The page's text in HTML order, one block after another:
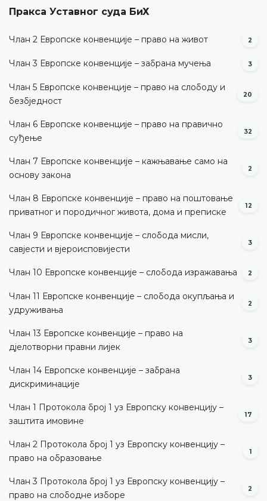
Пракса Уставног суда БиХ
Члан 2 Европске конвенције – право на живот 2
Члан 3 Европске конвенције – забрана мучења 3
Члан 5 Европске конвенције – право на слободу и
безбједност
20
Члан 6 Европске конвенције – право на правично
суђење
32
Члан 7 Европске конвенције – кажњавање само на
основу закона
2
Члан 8 Европске конвенције – право на поштовање
приватног и породичног живота, дома и преписке
12
Члан 9 Европске конвенције – слобода мисли,
савјести и вјероисповијести
3
Члан 10 Европске конвенције – слобода изражавања 2
Члан 11 Европске конвенције – слобода окупљања и
удруживања
2
Члан 13 Европске конвенције – право на
дјелотворни правни лијек
3
Члан 14 Европске конвенције – забрана
дискриминације
3
Члан 1 Протокола број 1 уз Европску конвенцију –
заштита имовине
17
Члан 2 Протокола број 1 уз Европску конвенцију –
право на образовање
1
Члан 3 Протокола број 1 уз Европску конвенцију –
право на слободне изборе
2